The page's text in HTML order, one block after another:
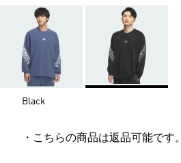
Black
・こちらの商品は返品可能です。